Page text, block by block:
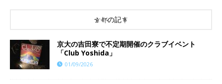
京都の記事
京大の吉田寮で不定期開催のクラブイベント
「Club Yoshida」
01/09/2026